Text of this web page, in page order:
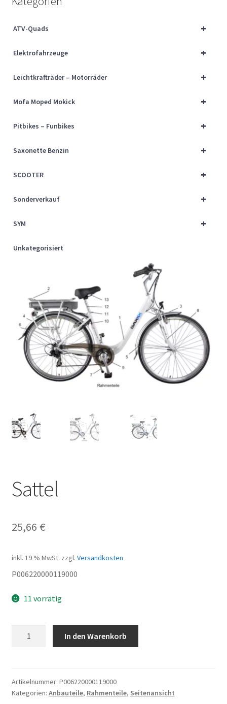
Über uns
+
ATV-Quads
+
Elektrofahrzeuge
+
Leichtkrafträder – Motorräder
+
Mofa Moped Mokick
+
Pitbikes – Funbikes
+
Saxonette Benzin
+
SCOOTER
+
Sonderverkauf
+
SYM
Unkategorisiert
Sattel
25,66 €
inkl. 19 % MwSt. zzgl. Versandkosten
P006220000119000
11 vorrätig
In den Warenkorb
Artikelnummer: P006220000119000
Kategorien: Anbauteile, Rahmenteile, Seitenansicht